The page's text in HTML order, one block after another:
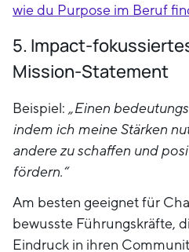
wie du Purpose im Beruf
5. Impact-
Mission-Statement
Beispiel: „Einen
indem ich meine Stärken
andere zu schaffen und
fördern.“
Am besten geeignet für
bewusste Führungskräfte,
Eindruck in ihren